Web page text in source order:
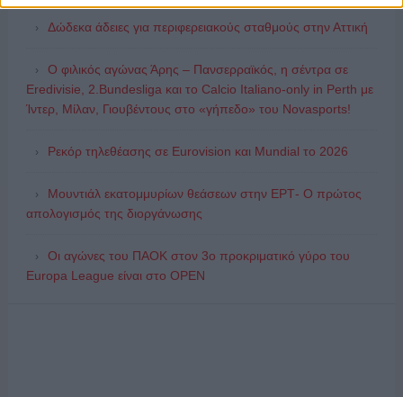
Δώδεκα άδειες για περιφερειακούς σταθμούς στην Αττική
Ο φιλικός αγώνας Άρης – Πανσερραϊκός, η σέντρα σε
Eredivisie, 2.Bundesliga και το Calcio Italiano-only in Perth με
Ίντερ, Μίλαν, Γιουβέντους στο «γήπεδο» του Novasports!
Ρεκόρ τηλεθέασης σε Eurovision και Mundial το 2026
Μουντιάλ εκατομμυρίων θεάσεων στην ΕΡΤ- Ο πρώτος
απολογισμός της διοργάνωσης
Οι αγώνες του ΠΑΟΚ στον 3ο προκριματικό γύρο του
Europa League είναι στο OPEN